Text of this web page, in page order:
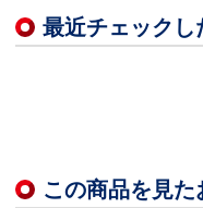
最近チェックし
この商品を見